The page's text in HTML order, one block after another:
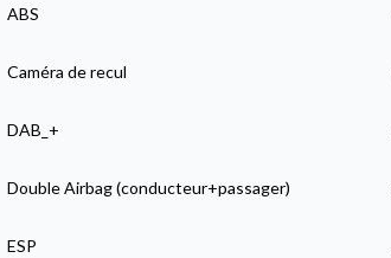
ABS
Caméra de recul
DAB_+
Double Airbag (conducteur+passager)
ESP